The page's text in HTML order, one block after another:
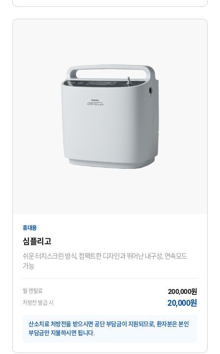
휴대용
심플리고
쉬운 터치스크린 방식, 컴팩트한 디자인과 뛰어난 내구성, 연속모드
가능
월 렌탈료 200,000원
처방전 발급 시 20,000원
산소치료 처방전을 받으시면 공단 부담금이 지원되므로, 환자분은 본인
부담금만 지불하시면 됩니다.